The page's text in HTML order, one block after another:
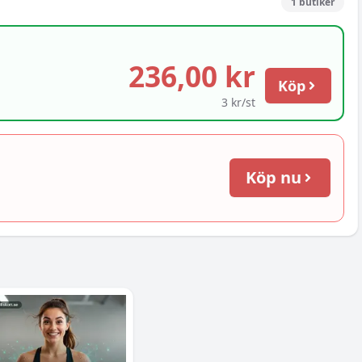
236,00 kr
3 kr/st
Köp
Köp nu